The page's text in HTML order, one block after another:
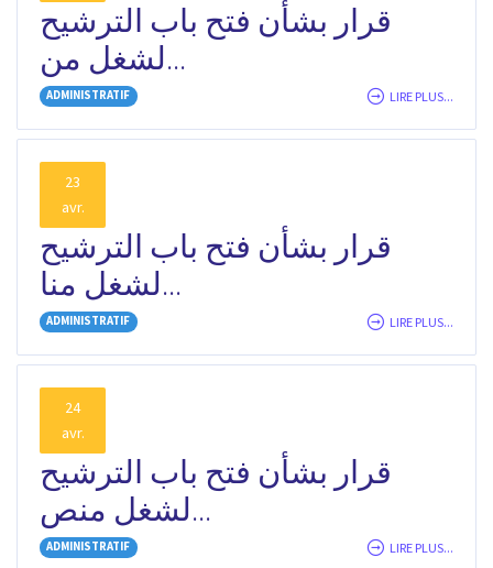
قرار بشأن فتح باب الترشيح
لشغل من...
ADMINISTRATIF LIRE PLUS...
23
avr.
قرار بشأن فتح باب الترشيح
لشغل منا...
ADMINISTRATIF LIRE PLUS...
24
avr.
قرار بشأن فتح باب الترشيح
لشغل منص...
ADMINISTRATIF LIRE PLUS...